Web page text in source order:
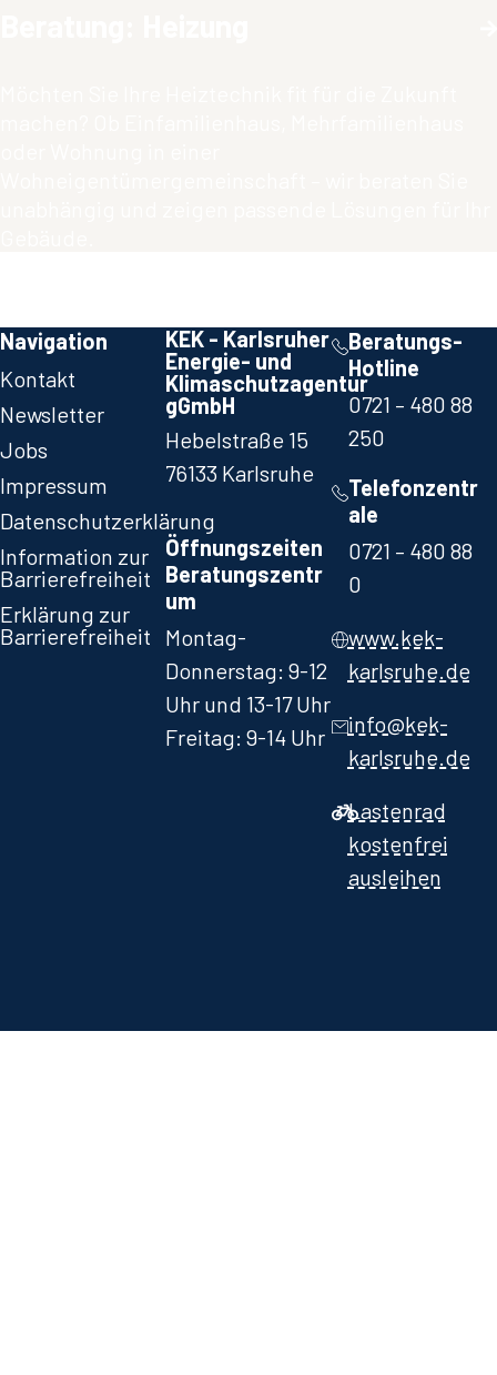
Navigation
Kontakt
Newsletter
Jobs
Impressum
Datenschutzerklärung
Information zur
Barrierefreiheit
Erklärung zur
Barrierefreiheit
KEK - Karlsruher
Energie- und
Klimaschutzagentur
gGmbH
Hebelstraße 15
76133 Karlsruhe
Öffnungszeiten
Beratungszentr
um
Montag-
Donnerstag: 9-12
Uhr und 13-17 Uhr
Freitag: 9-14 Uhr
Beratungs-
Hotline
0721 – 480 88
250​
Telefonzentr
ale
0721 – 480 88
0​
www.kek-
karlsruhe.de
info@kek-
karlsruhe.de
Lastenrad
kostenfrei
ausleihen